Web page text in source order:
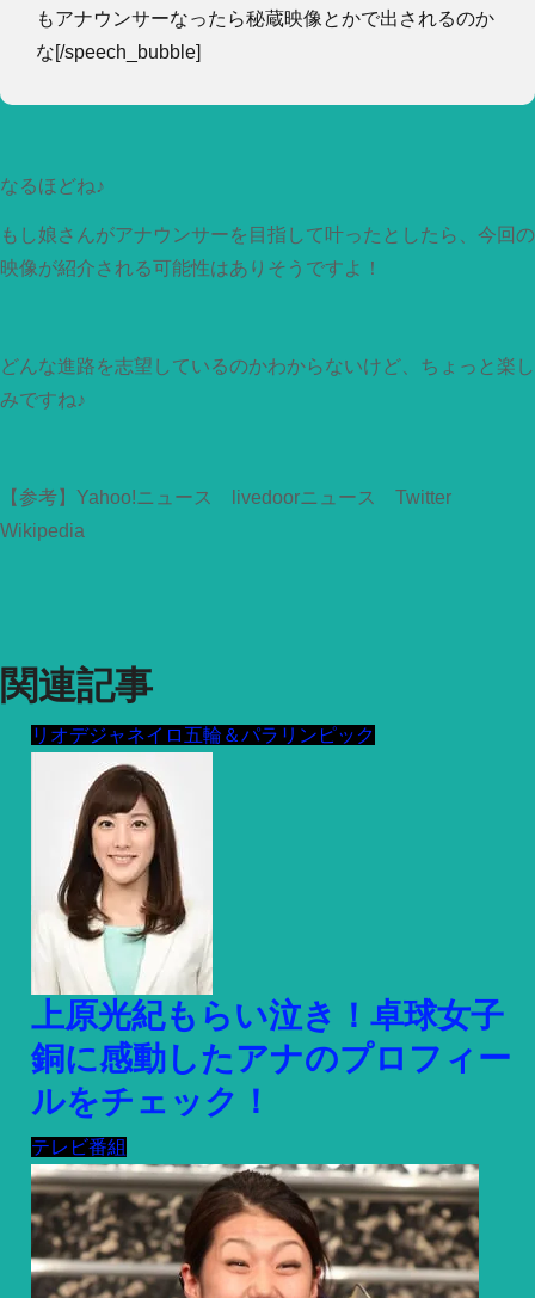
もアナウンサーなったら秘蔵映像とかで出されるのか
な[/speech_bubble]
なるほどね♪
もし娘さんがアナウンサーを目指して叶ったとしたら、今回の
映像が紹介される可能性はありそうですよ！
どんな進路を志望しているのかわからないけど、ちょっと楽し
みですね♪
【参考】Yahoo!ニュース livedoorニュース Twitter
Wikipedia
関連記事
リオデジャネイロ五輪＆パラリンピック
上原光紀もらい泣き！卓球女子
銅に感動したアナのプロフィー
ルをチェック！
テレビ番組